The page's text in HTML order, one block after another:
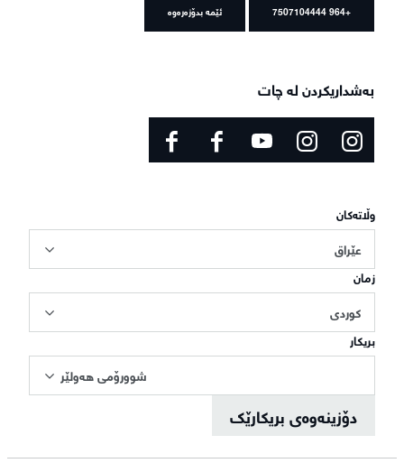
+964 7507104444 ئێمە بدۆزەرەوە
بەشداریکردن لە چات
وڵاتەکان
عێراق
زمان
کوردی
بریکار
شوورۆمی هەولێر
دۆزینەوەی بریکارێک